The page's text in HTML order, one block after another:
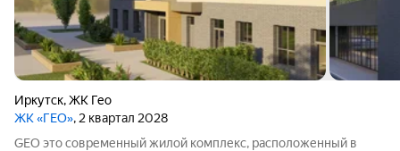
Иркутск,ЖК Гео
ЖК «ГЕО», 2 квартал 2028
GEO это современный жилой комплекс, расположенный в